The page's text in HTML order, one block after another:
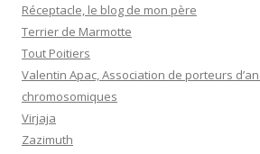
Réceptacle, le blog de mon père
Terrier de Marmotte
Tout Poitiers
Valentin Apac, Association de porteurs
chromosomiques
Virjaja
Zazimuth